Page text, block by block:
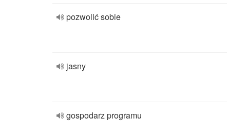
pozwolić sobie
jasny
gospodarz programu